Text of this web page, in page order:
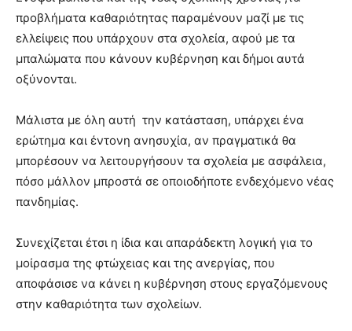
pornhun
hd
porn
προβλήματα καθαριότητας παραμένουν μαζί με τις
ελλείψεις που υπάρχουν στα σχολεία, αφού με τα
μπαλώματα που κάνουν κυβέρνηση και δήμοι αυτά
οξύνονται.
Μάλιστα με όλη αυτή την κατάσταση, υπάρχει ένα
ερώτημα και έντονη ανησυχία, αν πραγματικά θα
μπορέσουν να λειτουργήσουν τα σχολεία με ασφάλεια,
πόσο μάλλον μπροστά σε οποιοδήποτε ενδεχόμενο νέας
πανδημίας.
Συνεχίζεται έτσι η ίδια και απαράδεκτη λογική για το
μοίρασμα της φτώχειας και της ανεργίας, που
αποφάσισε να κάνει η κυβέρνηση στους εργαζόμενους
στην καθαριότητα των σχολείων.